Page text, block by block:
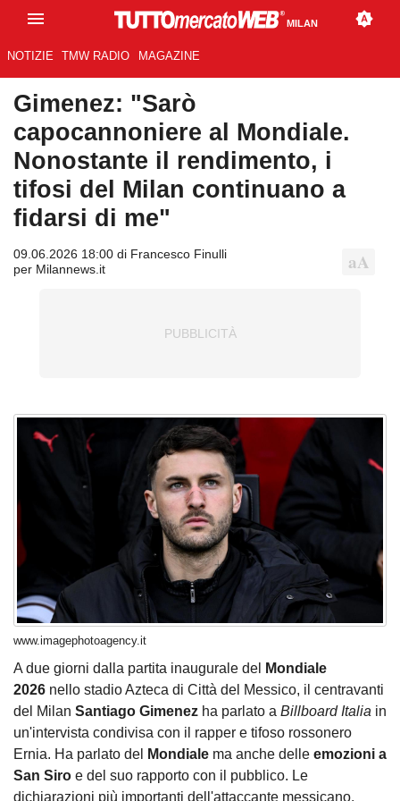
MILAN
NOTIZIE TMW RADIO MAGAZINE
Gimenez: "Sarò
capocannoniere al Mondiale.
Nonostante il rendimento, i
tifosi del Milan continuano a
fidarsi di me"
09.06.2026 18:00 di Francesco Finulli
per Milannews.it
www.imagephotoagency.it
A due giorni dalla partita inaugurale del
Mondiale
2026 nello stadio Azteca di Città del Messico, il centravanti
del Milan Santiago Gimenez ha parlato a Billboard Italia in
un'intervista condivisa con il rapper e tifoso rossonero
Ernia. Ha parlato del
Mondiale ma anche delle emozioni a
San Siro e del suo rapporto con il pubblico. Le
dichiarazioni più importanti dell'attaccante messicano.